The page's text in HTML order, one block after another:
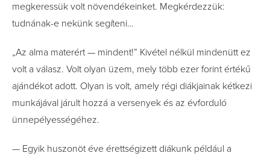
megkeressük volt növendékeinket. Megkérdezzük:
tudnának-e nekünk segíteni…
„Az alma materért — mindent!” Kivétel nélkül mindenütt ez
volt a válasz. Volt olyan üzem, mely több ezer forint értékű
ajándékot adott. Olyan is volt, amely régi diákjainak kétkezi
munkájával járult hozzá a versenyek és az évforduló
ünnepélyességéhez.
— Egyik huszonöt éve érettségizett diákunk például a